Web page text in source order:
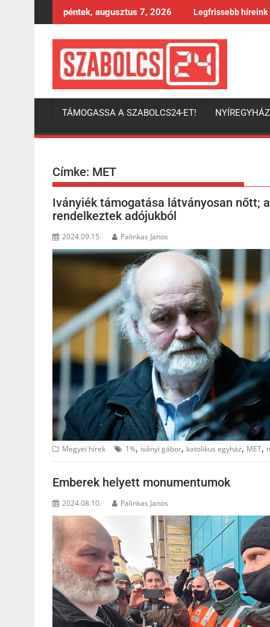
to
péntek, augusztus 7, 2026 Legfrissebb híreink
TÁMOGASSA A SZABOLCS24-ET!
Címke: MET
Iványiék támogatása látványosan nőtt;
rendelkeztek adójukból
2024.09.15. Palinkas Janos
Megyei hírek 1%, iványi gábor, katolikus egyház, MET,
Emberek helyett monumentumok
2024.08.10. Palinkas Janos